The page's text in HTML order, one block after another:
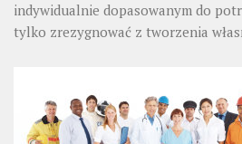
indywidualnie dopasowanym do
tylko zrezygnować z tworzenia